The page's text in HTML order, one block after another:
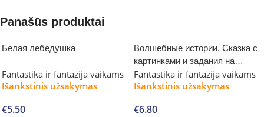
Panašūs produktai
Белая лебедушка
Fantastika ir fantazija vaikams
Išankstinis užsakymas
€5.50
Волшебные истории. Сказка с
картинками и задания на
внимательность
Fantastika ir fantazija vaikams
Išankstinis užsakymas
€6.80